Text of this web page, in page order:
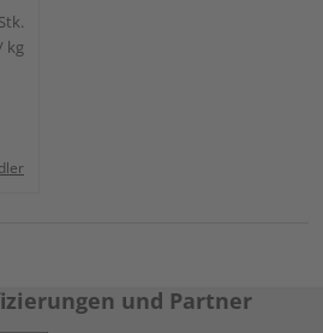
kg
und Partner